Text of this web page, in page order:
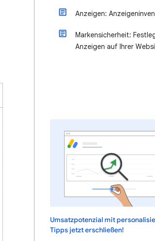
Anzeigen:
Markensicherheit:
Anzeigen auf Ihrer
Umsatzpotenzial mit
Tipps jetzt erschließen!